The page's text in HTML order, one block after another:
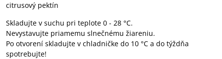
citrusový pektín
Skladujte v suchu pri teplote 0 - 28 °C.
Nevystavujte priamemu slnečnému žiareniu.
Po otvorení skladujte v chladničke do 10 °C a do týždňa
spotrebujte!